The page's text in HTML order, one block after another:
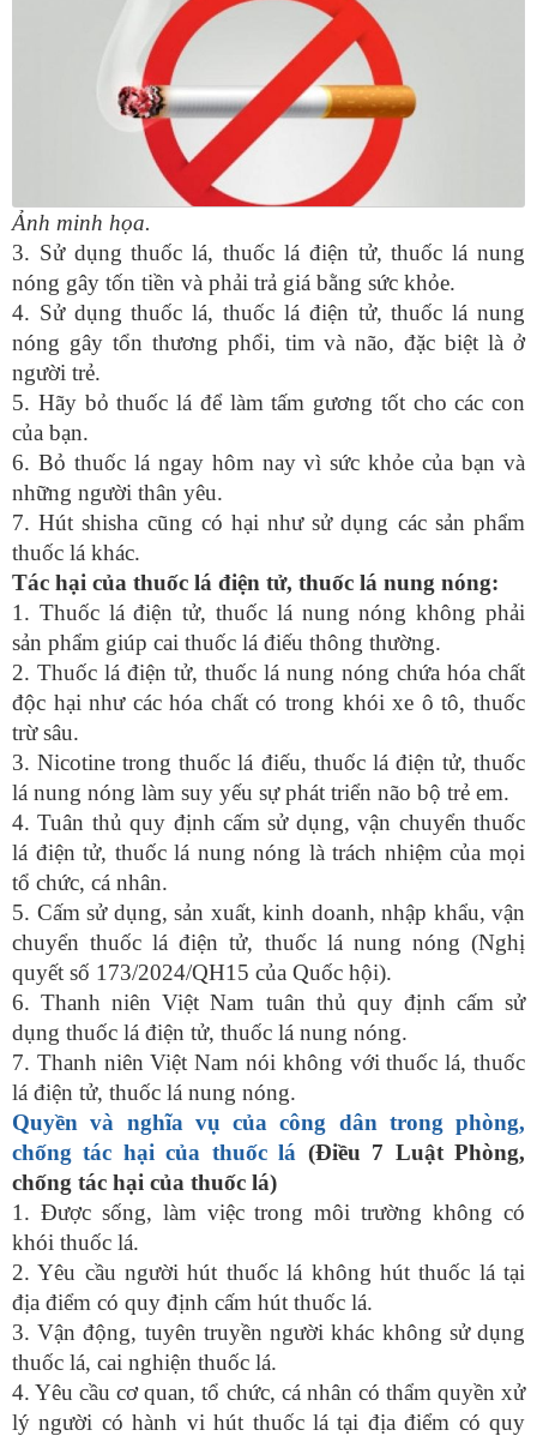
Ảnh minh họa.
3. Sử dụng thuốc lá, thuốc lá điện tử, thuốc lá nung
nóng gây tốn tiền và phải trả giá bằng sức khỏe.
4. Sử dụng thuốc lá, thuốc lá điện tử, thuốc lá nung
nóng gây tổn thương phổi, tim và não, đặc biệt là ở
người trẻ.
5. Hãy bỏ thuốc lá để làm tấm gương tốt cho các con
của bạn.
6. Bỏ thuốc lá ngay hôm nay vì sức khỏe của bạn và
những người thân yêu.
7. Hút shisha cũng có hại như sử dụng các sản phẩm
thuốc lá khác.
Tác hại của thuốc lá điện tử, thuốc lá nung nóng:
1. Thuốc lá điện tử, thuốc lá nung nóng không phải
sản phẩm giúp cai thuốc lá điếu thông thường.
2. Thuốc lá điện tử, thuốc lá nung nóng chứa hóa chất
độc hại như các hóa chất có trong khói xe ô tô, thuốc
trừ sâu.
3. Nicotine trong thuốc lá điếu, thuốc lá điện tử, thuốc
lá nung nóng làm suy yếu sự phát triển não bộ trẻ em.
4. Tuân thủ quy định cấm sử dụng, vận chuyển thuốc
lá điện tử, thuốc lá nung nóng là trách nhiệm của mọi
tổ chức, cá nhân.
5. Cấm sử dụng, sản xuất, kinh doanh, nhập khẩu, vận
chuyển thuốc lá điện tử, thuốc lá nung nóng (Nghị
quyết số 173/2024/QH15 của Quốc hội).
6. Thanh niên Việt Nam tuân thủ quy định cấm sử
dụng thuốc lá điện tử, thuốc lá nung nóng.
7. Thanh niên Việt Nam nói không với thuốc lá, thuốc
lá điện tử, thuốc lá nung nóng.
Quyền và nghĩa vụ của công dân trong phòng,
chống tác hại của thuốc lá (Điều 7 Luật Phòng,
chống tác hại của thuốc lá)
1. Được sống, làm việc trong môi trường không có
khói thuốc lá.
2. Yêu cầu người hút thuốc lá không hút thuốc lá tại
địa điểm có quy định cấm hút thuốc lá.
3. Vận động, tuyên truyền người khác không sử dụng
thuốc lá, cai nghiện thuốc lá.
4. Yêu cầu cơ quan, tổ chức, cá nhân có thẩm quyền xử
lý người có hành vi hút thuốc lá tại địa điểm có quy